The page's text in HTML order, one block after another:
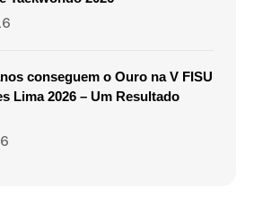
conseguem o Ouro na V FISU
Lima 2026 – Um Resultado